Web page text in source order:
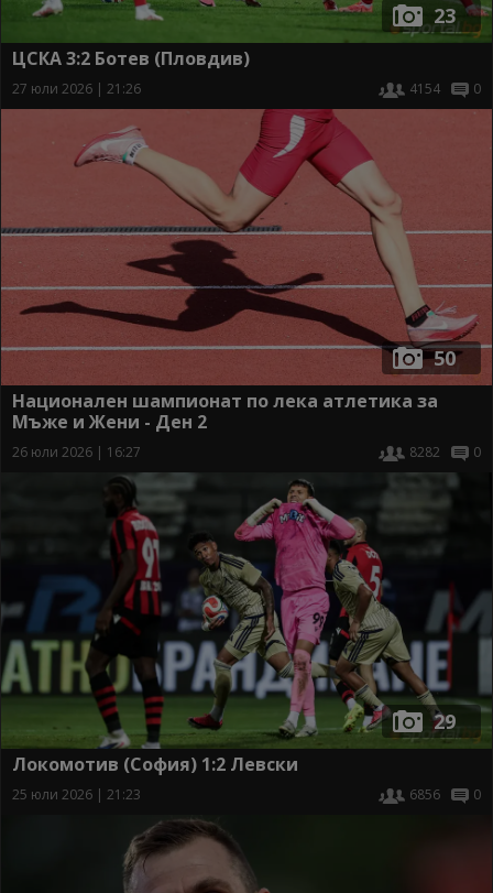
23
ЦСКА 3:2 Ботев (Пловдив)
27 юли 2026 | 21:26 4154 0
50
Национален шампионат по лека атлетика за
Мъже и Жени - Ден 2
26 юли 2026 | 16:27 8282 0
29
Локомотив (София) 1:2 Левски
25 юли 2026 | 21:23 6856 0